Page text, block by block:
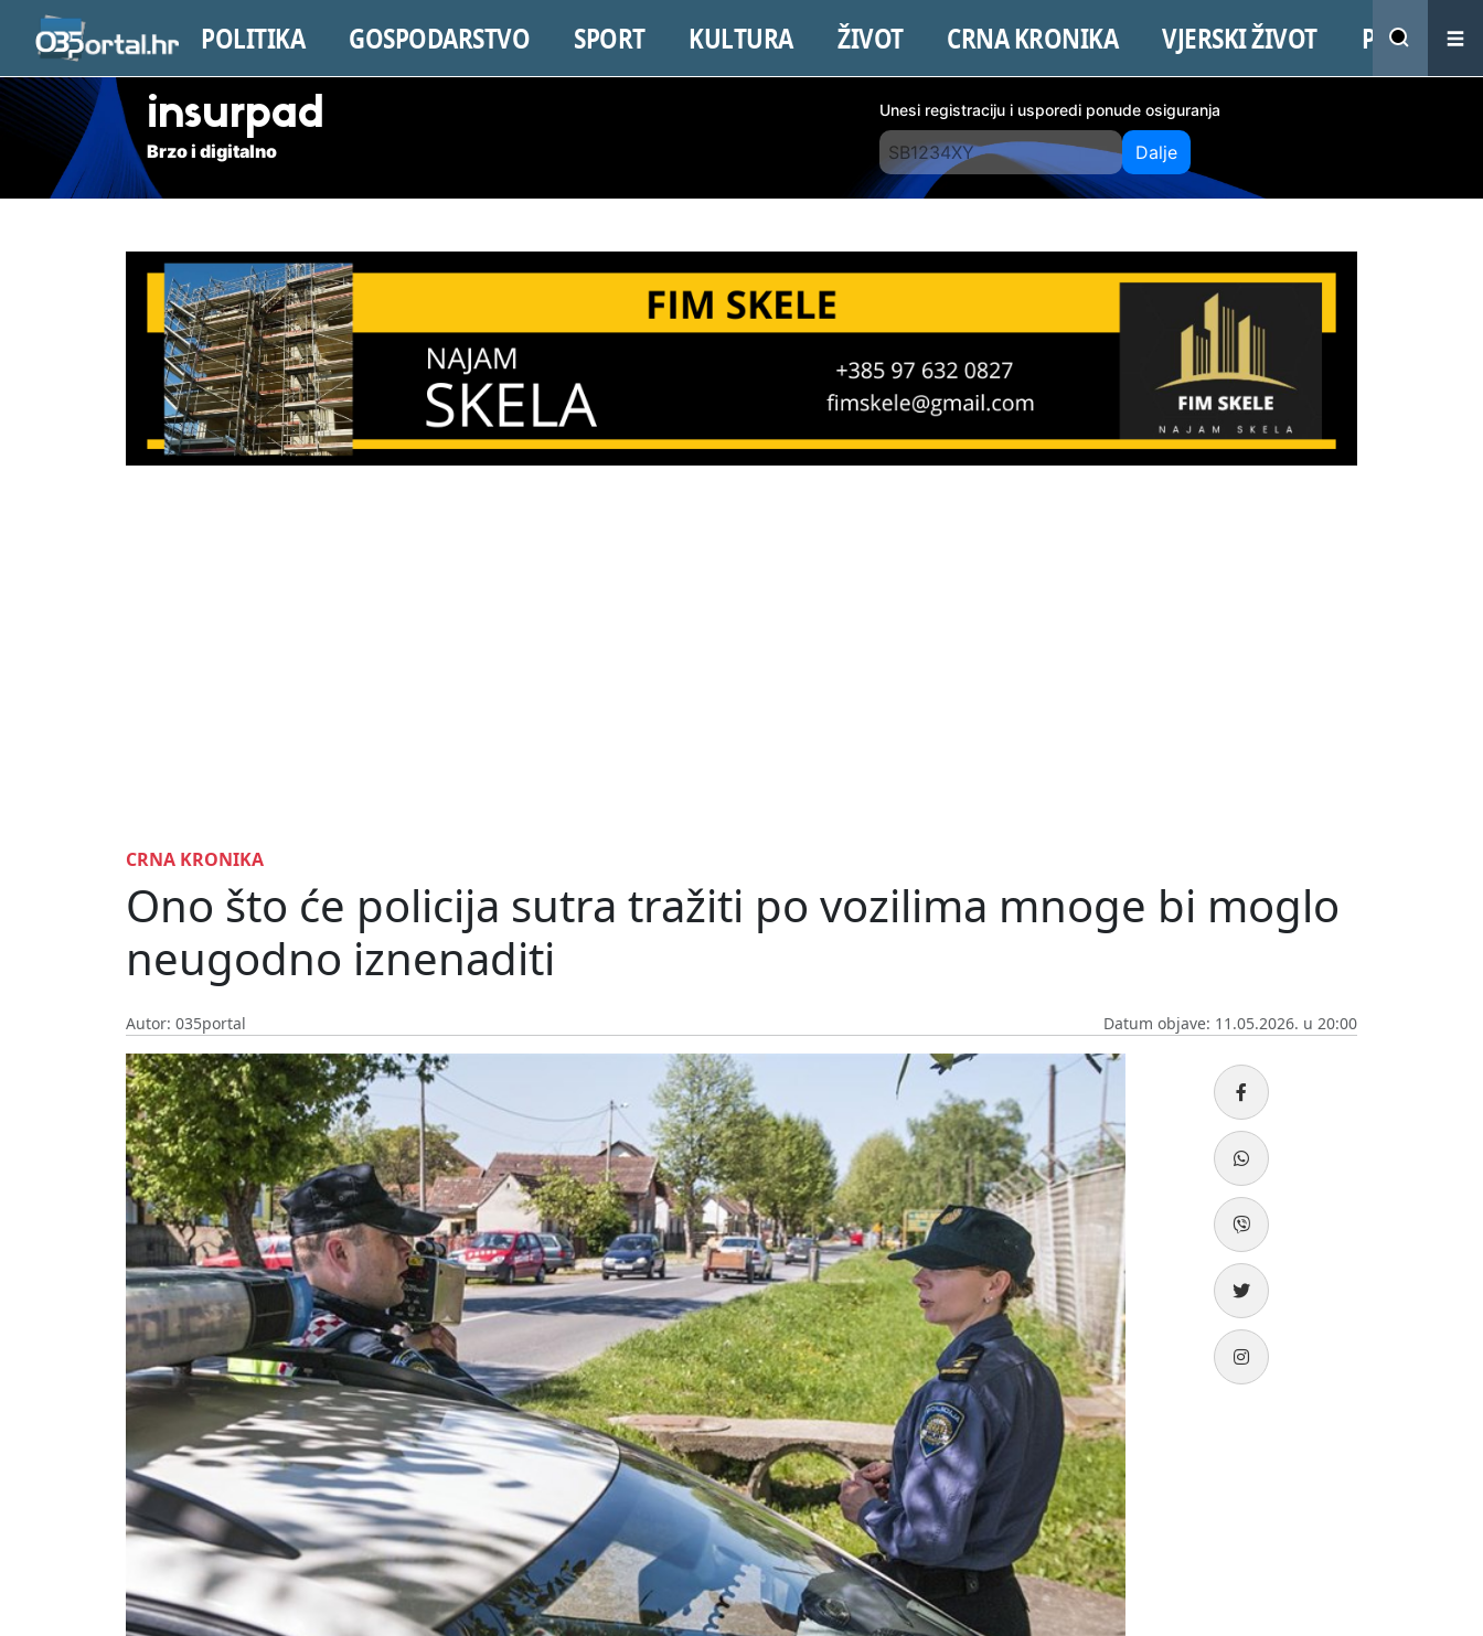
POLITIKA GOSPODARSTVO SPORT KULTURA ŽIVOT CRNA KRONIKA VJERSKI ŽIVOT PROMO
insurpad
Brzo i digitalno
Unesi registraciju i usporedi ponude osiguranja
Dalje
CRNA KRONIKA
Ono što će policija sutra tražiti po vozilima mnoge bi moglo
neugodno iznenaditi
Autor: 035portal Datum objave: 11.05.2026. u 20:00